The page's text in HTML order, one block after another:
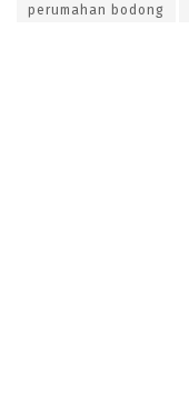
perumahan bodong